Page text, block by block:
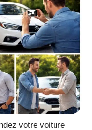
votre voiture